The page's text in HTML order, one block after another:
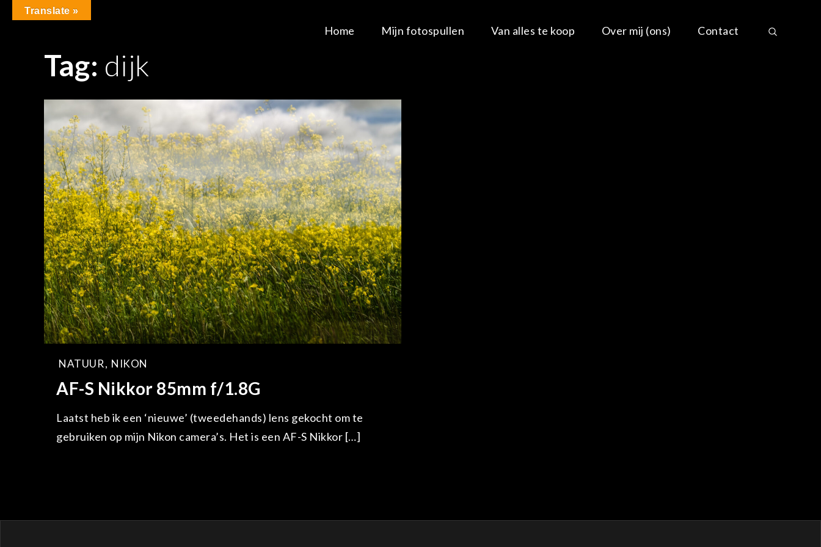
Home Mijn fotospullen Van alles te koop Over mij (ons) Contact
Tag: dijk
NATUUR, NIKON
AF-S Nikkor 85mm f/1.8G
Laatst heb ik een ‘nieuwe’ (tweedehands) lens gekocht om te
gebruiken op mijn Nikon camera’s. Het is een AF-S Nikkor […]
Translate »